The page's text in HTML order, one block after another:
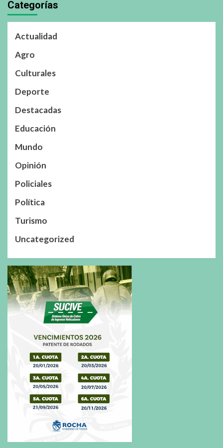
Categorías
Actualidad
Agro
Culturales
Deporte
Destacadas
Educación
Mundo
Opinión
Policiales
Política
Turismo
Uncategorized